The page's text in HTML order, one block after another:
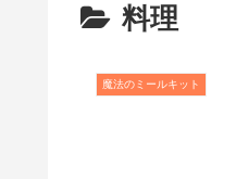
料理
魔法のミールキット